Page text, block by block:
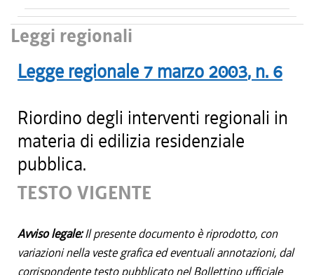
Leggi regionali
Legge regionale 7 marzo 2003, n. 6
Riordino degli interventi regionali in
materia di edilizia residenziale
pubblica.
TESTO VIGENTE
Avviso legale:Il presente documento è riprodotto, con
variazioni nella veste grafica ed eventuali annotazioni, dal
corrispondente testo pubblicato nel Bollettino ufficiale